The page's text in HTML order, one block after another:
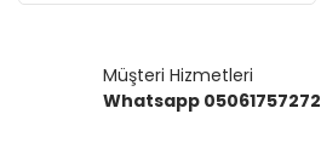
Müşteri Hizmetleri
Whatsapp 05061757272